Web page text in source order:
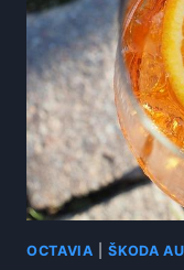
OCTAVIA |ŠKODA